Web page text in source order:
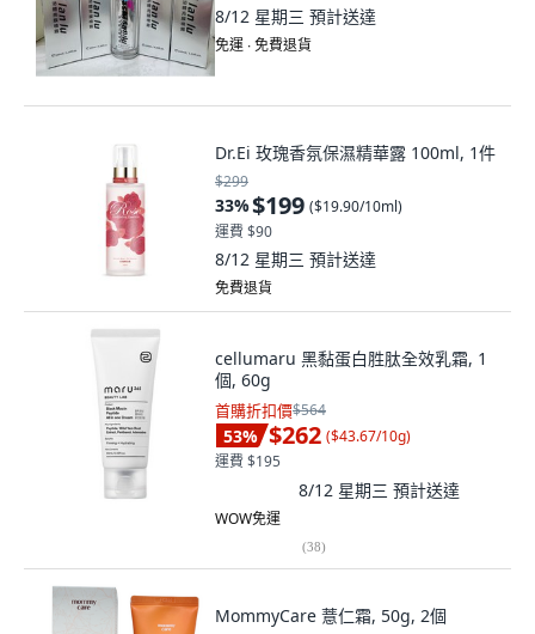
8/12 星期三 預計送達
免運 ∙ 免費退貨
Dr.Ei 玫瑰香氛保濕精華露 100ml, 1件
$299
33%$199 ($19.90/10ml)
運費 $90
8/12 星期三 預計送達
免費退貨
cellumaru 黑黏蛋白胜肽全效乳霜, 1
個, 60g
首購折扣價$564
53% $262 ($43.67/10g)
運費 $195
8/12 星期三 預計送達
WOW免運
(38)
MommyCare 薏仁霜, 50g, 2個